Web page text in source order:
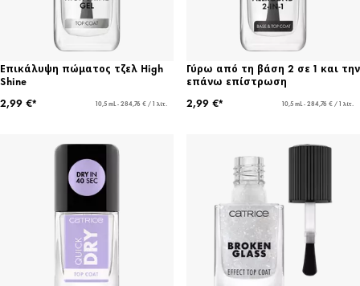
Επικάλυψη πώματος τζελ High
Shine
2,99 €*
10,5 mL - 284,76 € / 1 λίτ.
Γύρω από τη βάση 2 σε 1 και την
επάνω επίστρωση
2,99 €*
10,5 mL - 284,76 € / 1 λίτ.